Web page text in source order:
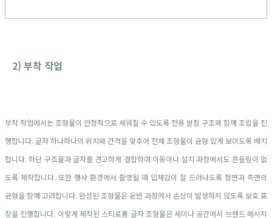
2) 부착 작업
부착 작업에서는 조형물이 안정적으로 세워질 수 있도록 전용 받침 구조와 함께 조립을 진
행합니다. 글자 하나하나의 위치와 간격을 맞추어 전체 조형물이 균형 있게 보이도록 배치
합니다. 하단 구조물과 글자를 견고하게 결합하여 이동이나 설치 과정에서도 흔들림이 없
도록 제작합니다. 또한 행사 환경에서 촬영될 때 입체감이 잘 드러나도록 정면과 측면의
균형을 함께 고려합니다. 완성된 조형물은 운반 과정에서 손상이 발생하지 않도록 보호 포
장을 진행합니다. 이렇게 제작된 스티로폼 글자 조형물은 세미나 공간에서 브랜드 메시지